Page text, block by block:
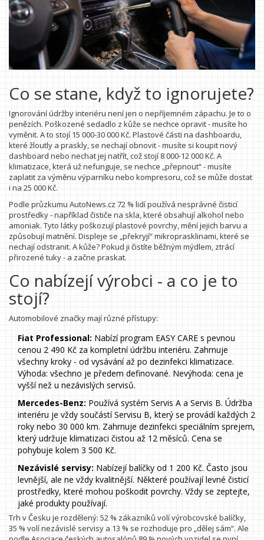
Co se stane, když to ignorujete?
Ignorování údržby interiéru není jen o nepříjemném zápachu. Je to o
penězích. Poškozené sedadlo z kůže se nechce opravit - musíte ho
vyměnit. A to stojí 15 000-30 000 Kč. Plastové části na dashboardu,
které žloutly a praskly, se nechají obnovit - musíte si koupit nový
dashboard nebo nechat jej natřít, což stojí 8 000-12 000 Kč. A
klimatizace, která už nefunguje, se nechce „přepnout“ - musíte
zaplatit za výměnu výparníku nebo kompresoru, což se může dostat
i na 25 000 Kč.
Podle průzkumu AutoNews.cz 72 % lidí používá nesprávné čisticí
prostředky - například čističe na skla, které obsahují alkohol nebo
amoniak. Tyto látky poškozují plastové povrchy, mění jejich barvu a
způsobují matnění. Displeje se „překryjí“ mikroprasklinami, které se
nechají odstranit. A kůže? Pokud ji čistíte běžným mýdlem, ztrácí
přirozené tuky - a začne praskat.
Co nabízejí výrobci - a co je to
stojí?
Automobilové značky mají různé přístupy:
Fiat Professional: Nabízí program EASY CARE s pevnou
cenou 2 490 Kč za kompletní údržbu interiéru. Zahrnuje
všechny kroky - od vysávání až po dezinfekci klimatizace.
Výhoda: všechno je předem definované. Nevýhoda: cena je
vyšší než u nezávislých servisů.
Mercedes-Benz: Používá systém Servis A a Servis B. Údržba
interiéru je vždy součástí Servisu B, který se provádí každých 2
roky nebo 30 000 km. Zahrnuje dezinfekci speciálním sprejem,
který udržuje klimatizaci čistou až 12 měsíců. Cena se
pohybuje kolem 3 500 Kč.
Nezávislé servisy: Nabízejí balíčky od 1 200 Kč. Často jsou
levnější, ale ne vždy kvalitnější. Některé používají levné čisticí
prostředky, které mohou poškodit povrchy. Vždy se zeptejte,
jaké produkty používají.
Trh v Česku je rozdělený: 52 % zákazníků volí výrobcovské balíčky,
35 % volí nezávislé servisy a 13 % se rozhoduje pro „dělej sám“. Ale